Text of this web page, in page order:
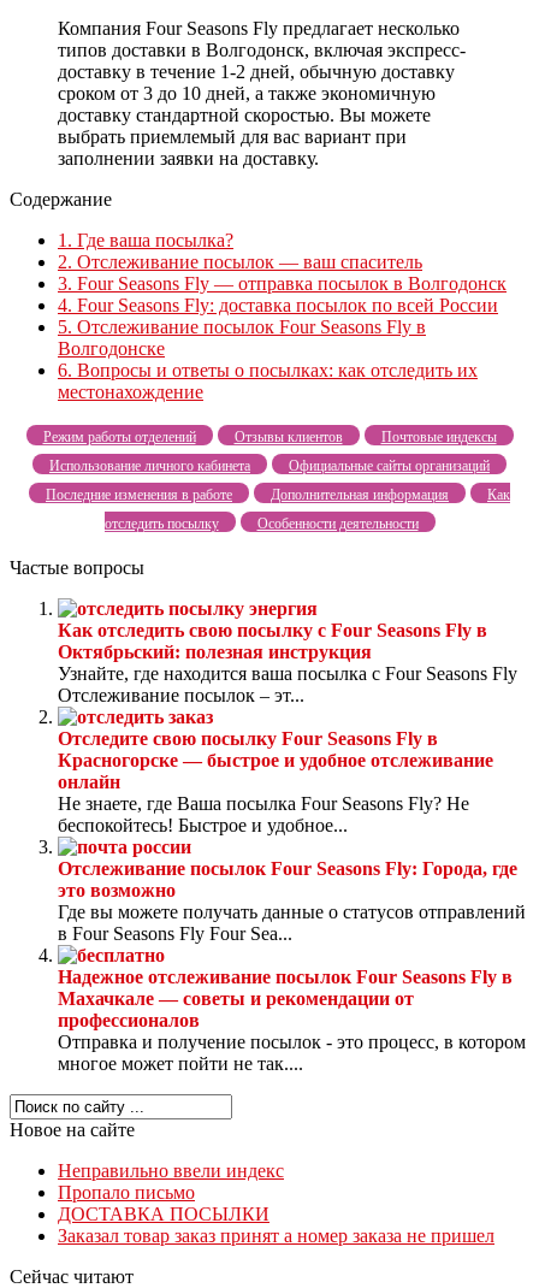
Компания Four Seasons Fly предлагает несколько
типов доставки в Волгодонск, включая экспресс-
доставку в течение 1-2 дней, обычную доставку
сроком от 3 до 10 дней, а также экономичную
доставку стандартной скоростью. Вы можете
выбрать приемлемый для вас вариант при
заполнении заявки на доставку.
Содержание
1. Где ваша посылка?
2. Отслеживание посылок — ваш спаситель
3. Four Seasons Fly — отправка посылок в Волгодонск
4. Four Seasons Fly: доставка посылок по всей России
5. Отслеживание посылок Four Seasons Fly в
Волгодонске
6. Вопросы и ответы о посылках: как отследить их
местонахождение
Режим работы отделений Отзывы клиентов
Почтовые индексы
Использование личного кабинета
Официальные сайты организаций
Последние изменения в работе
Дополнительная информация
Как
отследить посылку
Особенности деятельности
Частые вопросы
Как отследить свою посылку с Four Seasons Fly в
Октябрьский: полезная инструкция
Узнайте, где находится ваша посылка с Four Seasons Fly
Отслеживание посылок – эт...
Отследите свою посылку Four Seasons Fly в
Красногорске — быстрое и удобное отслеживание
онлайн
Не знаете, где Ваша посылка Four Seasons Fly? Не
беспокойтесь! Быстрое и удобное...
Отслеживание посылок Four Seasons Fly: Города, где
это возможно
Где вы можете получать данные о статусов отправлений
в Four Seasons Fly Four Sea...
Надежное отслеживание посылок Four Seasons Fly в
Махачкале — советы и рекомендации от
профессионалов
Отправка и получение посылок - это процесс, в котором
многое может пойти не так....
Новое на сайте
Неправильно ввели индекс
Пропало письмо
ДОСТАВКА ПОСЫЛКИ
Заказал товар заказ принят а номер заказа не пришел
Сейчас читают